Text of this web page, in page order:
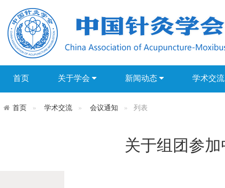
首页 关于学会 新闻动态 学术交
首页 学术交流 会议通知 列表
关于组团参